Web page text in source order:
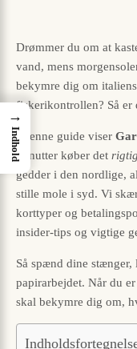
Drømmer du om at
vand, mens
bekymre dig om
fiskerikontrollen? Så er
I denne guide viser
minutter køber det
gedder i den nordlige,
stille mole i syd. Vi
korttyper og
insider-tips og vigtige
Så spænd dine
papirarbejdet. Når du
skal bekymre dig om,
→
Indhold